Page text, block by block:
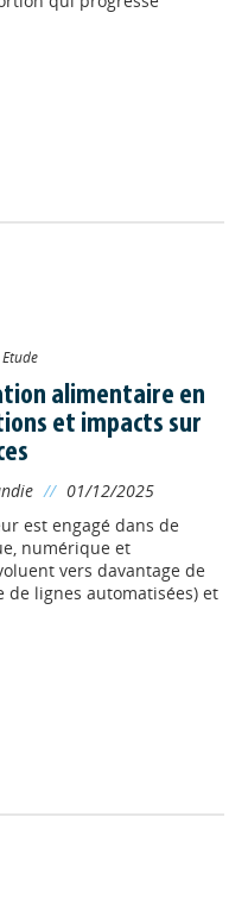
alimentaire en
et impacts sur
// 01/12/2025
est engagé dans de
numérique et
vers davantage de
lignes automatisées) et